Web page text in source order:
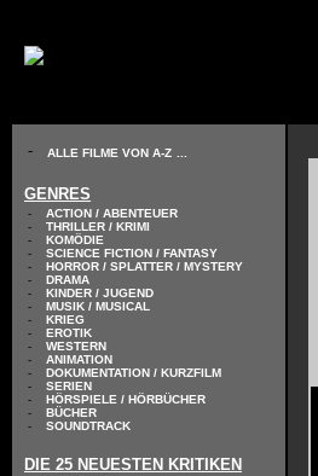
- ALLE FILME VON A-Z
GENRES
-
-
-
-
-
-
-
-
-
-
-
-
-
-
-
-
-
ACTION / ABENTEUER
THRILLER / KRIMI
KOMÖDIE
SCIENCE FICTION / FANTASY
HORROR / SPLATTER / MYSTERY
DRAMA
KINDER / JUGEND
MUSIK / MUSICAL
KRIEG
EROTIK
WESTERN
ANIMATION
DOKUMENTATION / KURZFILM
SERIEN
HÖRSPIELE / HÖRBÜCHER
BÜCHER
SOUNDTRACK
DIE 25 NEUESTEN KRITIKEN